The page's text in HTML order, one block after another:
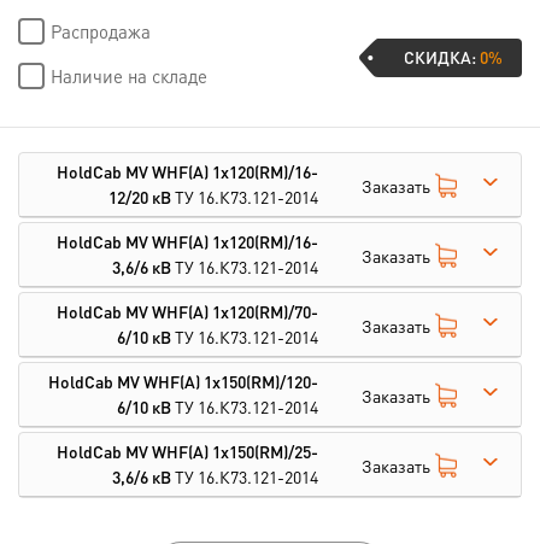
Распродажа
Наличие на складе
СКИДКА:0%
HoldCab MV WHF(A) 1х120(RM)/16-
12/20 кВТУ 16.К73.121-2014 Заказать
HoldCab MV WHF(A) 1х120(RM)/16-
3,6/6 кВТУ 16.К73.121-2014 Заказать
HoldCab MV WHF(A) 1х120(RM)/70-
6/10 кВТУ 16.К73.121-2014 Заказать
HoldCab MV WHF(A) 1х150(RM)/120-
6/10 кВТУ 16.К73.121-2014 Заказать
HoldCab MV WHF(A) 1х150(RM)/25-
3,6/6 кВТУ 16.К73.121-2014 Заказать